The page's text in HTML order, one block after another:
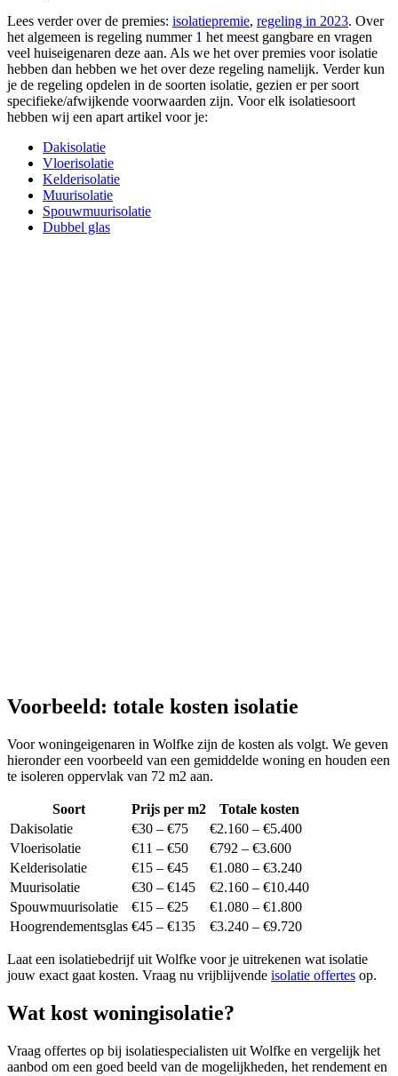
Lees verder over de premies: isolatiepremie, regeling in 2023. Over
het algemeen is regeling nummer 1 het meest gangbare en vragen
veel huiseigenaren deze aan. Als we het over premies voor isolatie
hebben dan hebben we het over deze regeling namelijk. Verder kun
je de regeling opdelen in de soorten isolatie, gezien er per soort
specifieke/afwijkende voorwaarden zijn. Voor elk isolatiesoort
hebben wij een apart artikel voor je:
Dakisolatie
Vloerisolatie
Kelderisolatie
Muurisolatie
Spouwmuurisolatie
Dubbel glas
Voorbeeld: totale kosten isolatie
Voor woningeigenaren in Wolfke zijn de kosten als volgt. We geven
hieronder een voorbeeld van een gemiddelde woning en houden een
te isoleren oppervlak van 72 m2 aan.
Soort Prijs per m2
Totale kosten
Dakisolatie
€30 – €75
€2.160 – €5.400
Vloerisolatie
€11 – €50
€792 – €3.600
Kelderisolatie
€15 – €45
€1.080 – €3.240
Muurisolatie
€30 – €145
€2.160 – €10.440
Spouwmuurisolatie
€15 – €25
€1.080 – €1.800
Hoogrendementsglas €45 – €135 €3.240 – €9.720
Laat een isolatiebedrijf uit Wolfke voor je uitrekenen wat isolatie
jouw exact gaat kosten. Vraag nu vrijblijvende isolatie offertes op.
Wat kost woningisolatie?
Vraag offertes op bij isolatiespecialisten uit Wolfke en vergelijk het
aanbod om een goed beeld van de mogelijkheden, het rendement en